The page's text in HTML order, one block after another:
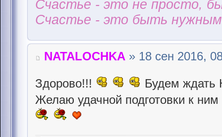
Счастье - это не просто,
Счастье - это быть
NATALOCHKA » 18 сен 2016,
Здорово!!!
Будем ждать
Желаю удачной подготовки к